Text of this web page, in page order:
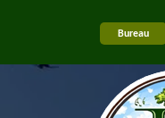
Bureau